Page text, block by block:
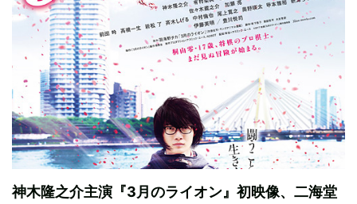
神木隆之介主演『3月のライオン』初映像、二海堂